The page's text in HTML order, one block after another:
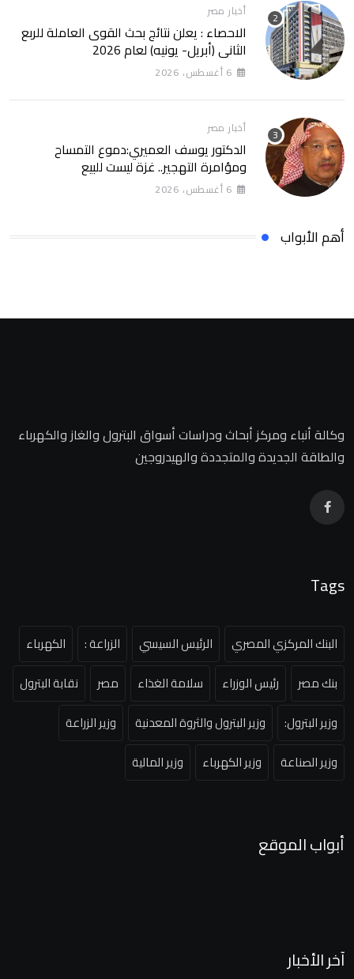
أخبار مصر
الاحصاء : يعلن نتائج بحث القوى العاملة للربع
الثانى (أبريل- يونيه) لعام 2026
6 أغسطس، 2026
أخبار مصر
الدكتور يوسف العميري:دموع التمساح
ومؤامرة التهجير.. غزة ليست للبيع
6 أغسطس، 2026
أهم الأبواب
وكالة أنباء ومركز أبحاث ودراسات أسواق البترول والغاز والكهرباء
والطاقة الجديدة والمتجددة والهيدروجين
Tags
البنك المركزي المصري الرئيس السيسي الزراعة :
الكهرباء
بنك مصر
رئيس الوزراء سلامة الغذاء مصر
نقابة البترول
وزير البترول:
وزير البترول والثروة المعدنية
وزير الزراعة
وزير الصناعة
وزير الكهرباء وزير المالية
أبواب الموقع
آخر الأخبار